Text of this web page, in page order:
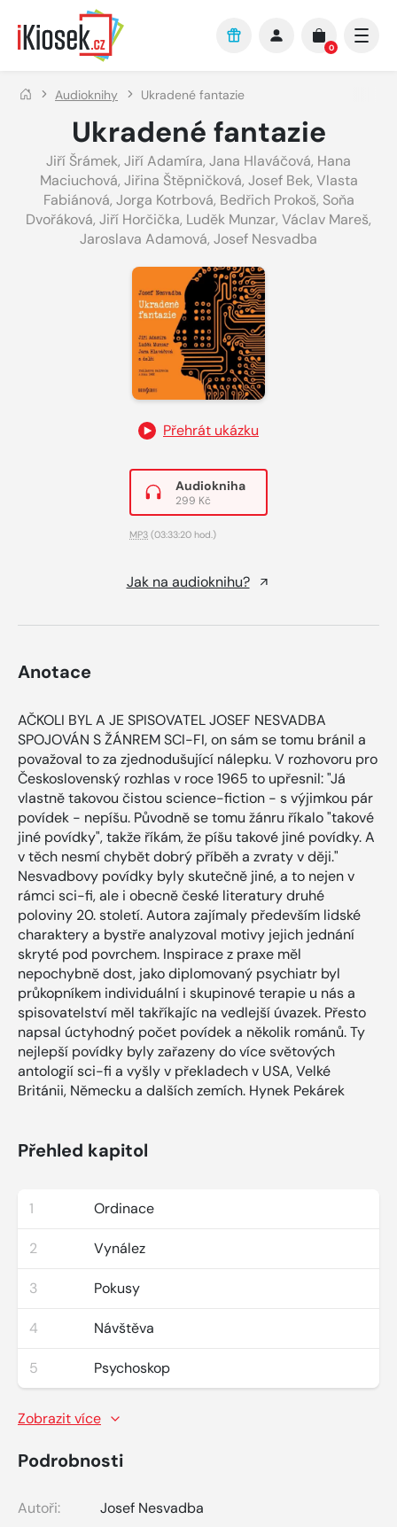
Přejít na hlavní obsah
0
Audioknihy Ukradené fantazie
Ukradené fantazie
Jiří Šrámek, Jiří Adamíra, Jana Hlaváčová, Hana
Maciuchová, Jiřina Štěpničková, Josef Bek, Vlasta
Fabiánová, Jorga Kotrbová, Bedřich Prokoš, Soňa
Dvořáková, Jiří Horčička, Luděk Munzar, Václav Mareš,
Jaroslava Adamová, Josef Nesvadba
Přehrát ukázku
Audiokniha
299 Kč
MP3 (03:33:20 hod.)
Jak na audioknihu?
Anotace
AČKOLI BYL A JE SPISOVATEL JOSEF NESVADBA
SPOJOVÁN S ŽÁNREM SCI-FI, on sám se tomu bránil a
považoval to za zjednodušující nálepku. V rozhovoru pro
Československý rozhlas v roce 1965 to upřesnil: "Já
vlastně takovou čistou science-fiction - s výjimkou pár
povídek - nepíšu. Původně se tomu žánru říkalo "takové
jiné povídky", takže říkám, že píšu takové jiné povídky. A
v těch nesmí chybět dobrý příběh a zvraty v ději."
Nesvadbovy povídky byly skutečně jiné, a to nejen v
rámci sci-fi, ale i obecně české literatury druhé
poloviny 20. století. Autora zajímaly především lidské
charaktery a bystře analyzoval motivy jejich jednání
skryté pod povrchem. Inspirace z praxe měl
nepochybně dost, jako diplomovaný psychiatr byl
průkopníkem individuální i skupinové terapie u nás a
spisovatelství měl takříkajíc na vedlejší úvazek. Přesto
napsal úctyhodný počet povídek a několik románů. Ty
nejlepší povídky byly zařazeny do více světových
antologií sci-fi a vyšly v překladech v USA, Velké
Británii, Německu a dalších zemích. Hynek Pekárek
Přehled kapitol
1 Ordinace
2 Vynález
3 Pokusy
4 Návštěva
5 Psychoskop
Zobrazit více
Podrobnosti
Autoři:
Josef Nesvadba